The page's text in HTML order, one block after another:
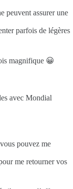
peuvent assurer une
parfois de légères
magnifique 😀
avec Mondial
pouvez me
me retourner vos